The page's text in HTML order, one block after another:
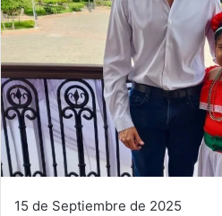
15 de Septiembre de 2025